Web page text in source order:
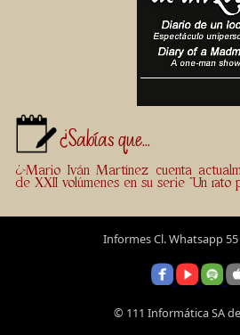
¿Sabías que...
¿>Mario Iván Martínez cuenta
de XXII volúmenes en su serie "Un rato
Informes Cl. Whatsapp 55
© 111 Informática SA